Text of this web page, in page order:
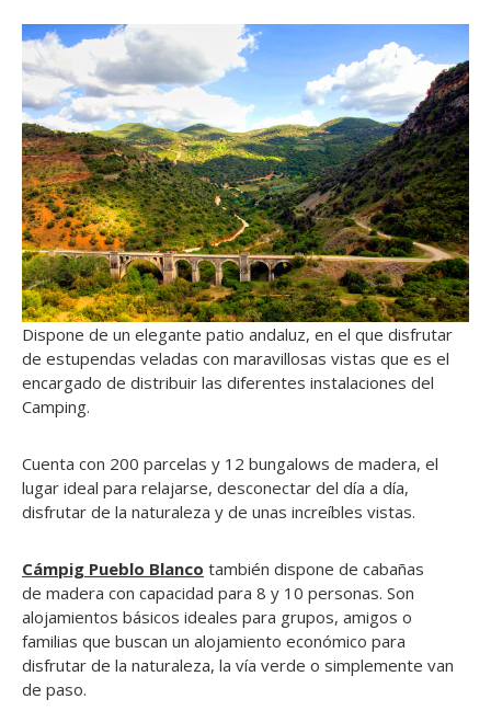
Dispone de un elegante patio andaluz, en el que disfrutar
de estupendas veladas con maravillosas vistas que es el
encargado de distribuir las diferentes instalaciones del
Camping.
Cuenta con 200 parcelas y 12 bungalows de madera, el
lugar ideal para relajarse, desconectar del día a día,
disfrutar de la naturaleza y de unas increíbles vistas.
Cámpig Pueblo Blanco también dispone de cabañas
de madera con capacidad para 8 y 10 personas. Son
alojamientos básicos ideales para grupos, amigos o
familias que buscan un alojamiento económico para
disfrutar de la naturaleza, la vía verde o simplemente van
de paso.